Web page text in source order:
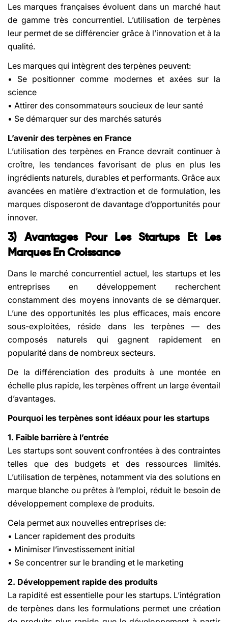
Les marques françaises évoluent dans un marché haut
de gamme très concurrentiel. L’utilisation de terpènes
leur permet de se différencier grâce à l’innovation et à la
qualité.
Les marques qui intègrent des terpènes peuvent:
• Se positionner comme modernes et axées sur la
science
• Attirer des consommateurs soucieux de leur santé
• Se démarquer sur des marchés saturés
L’avenir des terpènes en France
L’utilisation des terpènes en France devrait continuer à
croître, les tendances favorisant de plus en plus les
ingrédients naturels, durables et performants. Grâce aux
avancées en matière d’extraction et de formulation, les
marques disposeront de davantage d’opportunités pour
innover.
3) Avantages Pour Les Startups Et Les
Marques En Croissance
Dans le marché concurrentiel actuel, les startups et les
entreprises en développement recherchent
constamment des moyens innovants de se démarquer.
L’une des opportunités les plus efficaces, mais encore
sous-exploitées, réside dans les terpènes — des
composés naturels qui gagnent rapidement en
popularité dans de nombreux secteurs.
De la différenciation des produits à une montée en
échelle plus rapide, les terpènes offrent un large éventail
d’avantages.
Pourquoi les terpènes sont idéaux pour les startups
1. Faible barrière à l’entrée
Les startups sont souvent confrontées à des contraintes
telles que des budgets et des ressources limités.
L’utilisation de terpènes, notamment via des solutions en
marque blanche ou prêtes à l’emploi, réduit le besoin de
développement complexe de produits.
Cela permet aux nouvelles entreprises de:
• Lancer rapidement des produits
• Minimiser l’investissement initial
• Se concentrer sur le branding et le marketing
2. Développement rapide des produits
La rapidité est essentielle pour les startups. L’intégration
de terpènes dans les formulations permet une création